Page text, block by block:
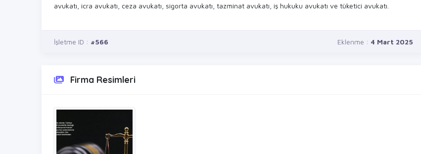
avukatı, icra avukatı, ceza avukatı, sigorta avukatı, tazminat avukatı, iş hukuku avukatı ve tüketici avukatı.
İşletme ID : #566 Eklenme : 4 Mart 2025
Firma Resimleri